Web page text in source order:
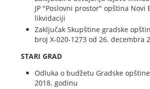
JP "Poslovni prostor" opština Novi
likvidaciji
Zaključak Skupštine gradske
broj X-020-1273 od 26. decembra
STARI GRAD
Odluka o budžetu Gradske
2018. godinu